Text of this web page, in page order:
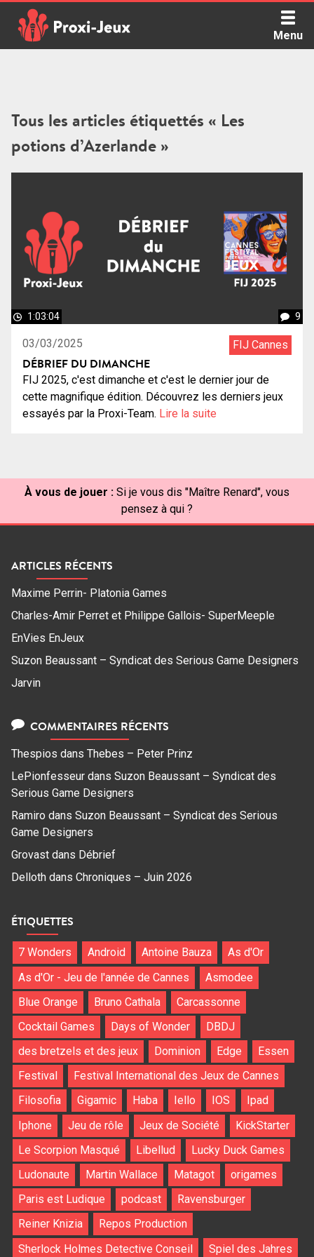
content
Menu
Tous les articles étiquettés « Les
potions d’Azerlande »
1:03:04 9
03/03/2025 FIJ Cannes
DÉBRIEF DU DIMANCHE
FIJ 2025, c'est dimanche et c'est le dernier jour de
cette magnifique édition. Découvrez les derniers jeux
essayés par la Proxi-Team. Lire la suite
À vous de jouer : Si je vous dis "Maître Renard", vous
pensez à qui ?
ARTICLES RÉCENTS
Maxime Perrin- Platonia Games
Charles-Amir Perret et Philippe Gallois- SuperMeeple
EnVies EnJeux
Suzon Beaussant – Syndicat des Serious Game Designers
Jarvin
COMMENTAIRES RÉCENTS
Thespios dans Thebes – Peter Prinz
LePionfesseur dans Suzon Beaussant – Syndicat des
Serious Game Designers
Ramiro dans Suzon Beaussant – Syndicat des Serious
Game Designers
Grovast dans Débrief
Delloth dans Chroniques – Juin 2026
ÉTIQUETTES
7 Wonders Android Antoine Bauza
As d'Or
As d'Or - Jeu de l'année de Cannes
Asmodee
Blue Orange
Bruno Cathala
Carcassonne
Cocktail Games
Days of Wonder
DBDJ
des bretzels et des jeux
Dominion Edge
Essen
Festival
Festival International des Jeux de Cannes
Filosofia
Gigamic Haba Iello IOS
Ipad
Iphone
Jeu de rôle Jeux de Société
KickStarter
Le Scorpion Masqué
Libellud
Lucky Duck Games
Ludonaute
Martin Wallace Matagot
origames
Paris est Ludique
podcast
Ravensburger
Reiner Knizia
Repos Production
Sherlock Holmes Detective Conseil
Spiel des Jahres